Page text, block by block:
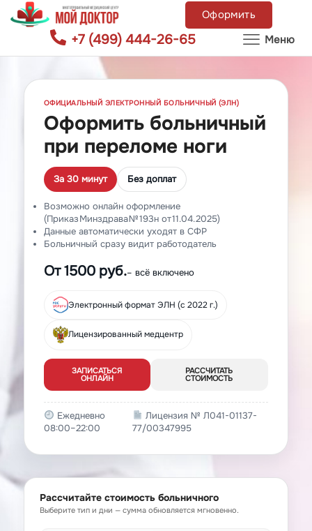
Оформить
+7 (499) 444-26-65 Меню
ОФИЦИАЛЬНЫЙ ЭЛЕКТРОННЫЙ БОЛЬНИЧНЫЙ (ЭЛН)
Оформить больничный
при переломе ноги
За 30 минут Без доплат
Возможно онлайн оформление
(Приказ Минздрава № 193н от 11.04.2025)
Данные автоматически уходят в СФР
Больничный сразу видит работодатель
От 1500 руб.– всё включено
Электронный формат ЭЛН (с 2022 г.)
Лицензированный медцентр
ЗАПИСАТЬСЯ
ОНЛАЙН
РАССЧИТАТЬ
СТОИМОСТЬ
Ежедневно
08:00–22:00
Лицензия № Л041-01137-
77/00347995
Рассчитайте стоимость больничного
Выберите тип и дни — сумма обновляется мгновенно.